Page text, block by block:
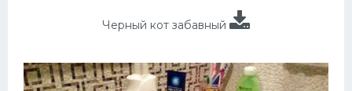
Черный кот забавный